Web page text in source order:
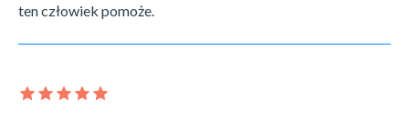
ten człowiek pomoże.